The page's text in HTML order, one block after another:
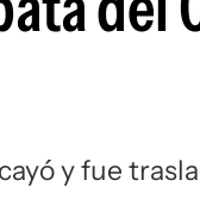
y fue